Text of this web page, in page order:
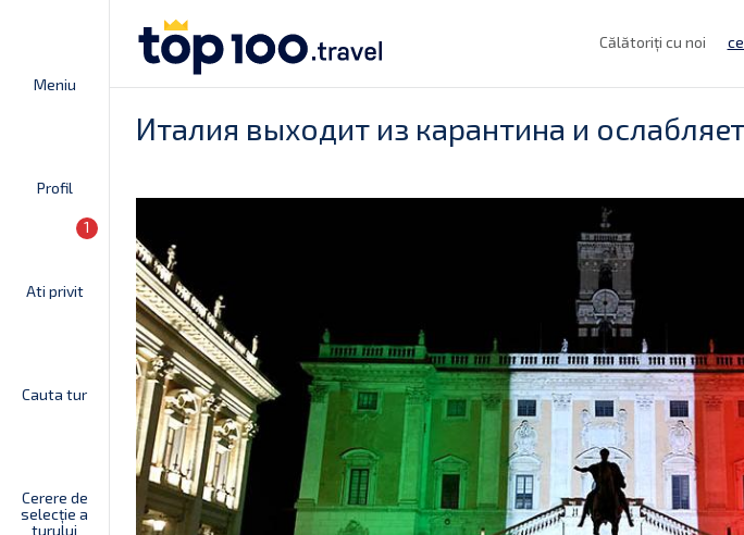
Meniu
Profil
Ati privit
1
Cauta tur
Cerere de
selecție a
turului
Călătoriți cu noi
Италия выходит из карантина и